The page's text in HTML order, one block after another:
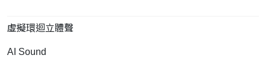
虛擬環迴立體聲
AI Sound